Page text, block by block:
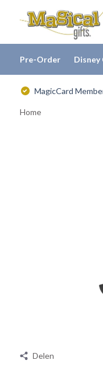
Pre-Order Disney
MagicCard
Home
Delen